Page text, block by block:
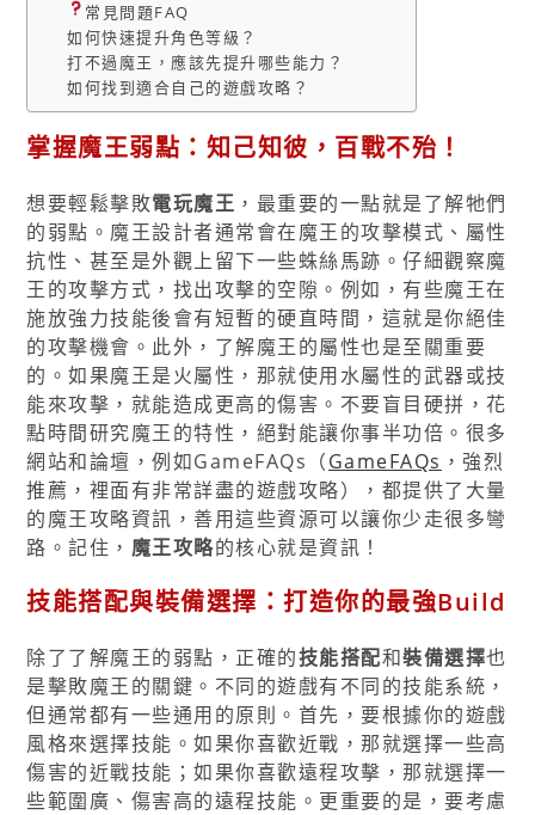
常見問題FAQ
如何快速提升角色等級？
打不過魔王，應該先提升哪些能力？
如何找到適合自己的遊戲攻略？
掌握魔王弱點：知己知彼，百戰不殆！
想要輕鬆擊敗電玩魔王 ，最重要的一點就是了解牠們
的弱點。魔王設計者通常會在魔王的攻擊模式、屬性
抗性、甚至是外觀上留下一些蛛絲馬跡。仔細觀察魔
王的攻擊方式，找出攻擊的空隙。例如，有些魔王在
施放強力技能後會有短暫的硬直時間，這就是你絕佳
的攻擊機會。此外，了解魔王的屬性也是至關重要
的。如果魔王是火屬性，那就使用水屬性的武器或技
能來攻擊，就能造成更高的傷害。不要盲目硬拼，花
點時間研究魔王的特性，絕對能讓你事半功倍。很多
網站和論壇，例如GameFAQs（GameFAQs ，強烈
推薦，裡面有非常詳盡的遊戲攻略），都提供了大量
的魔王攻略資訊，善用這些資源可以讓你少走很多彎
路。記住， 魔王攻略的核心就是資訊！
技能搭配與裝備選擇：打造你的最強Build
除了了解魔王的弱點，正確的技能搭配和裝備選擇也
是擊敗魔王的關鍵。不同的遊戲有不同的技能系統，
但通常都有一些通用的原則。首先，要根據你的遊戲
風格來選擇技能。如果你喜歡近戰，那就選擇一些高
傷害的近戰技能；如果你喜歡遠程攻擊，那就選擇一
些範圍廣、傷害高的遠程技能。更重要的是，要考慮